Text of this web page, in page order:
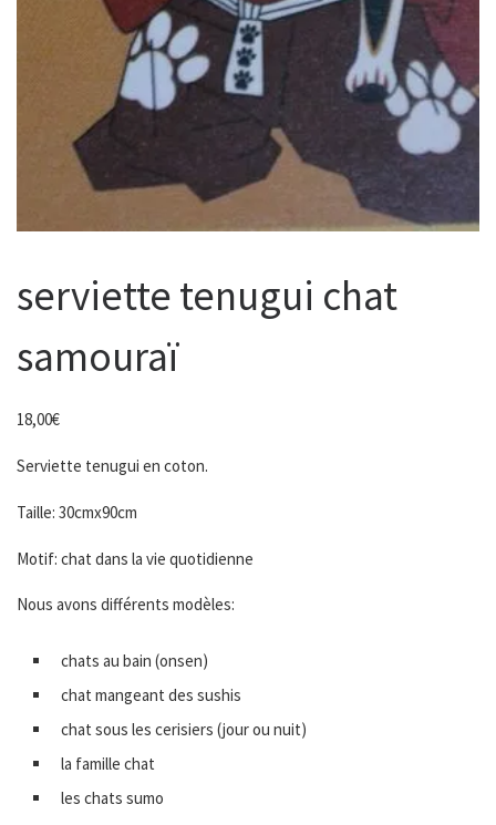
serviette tenugui chat
samouraï
18,00€
Serviette tenugui en coton.
Taille: 30cmx90cm
Motif: chat dans la vie quotidienne
Nous avons différents modèles:
chats au bain (onsen)
chat mangeant des sushis
chat sous les cerisiers (jour ou nuit)
la famille chat
les chats sumo